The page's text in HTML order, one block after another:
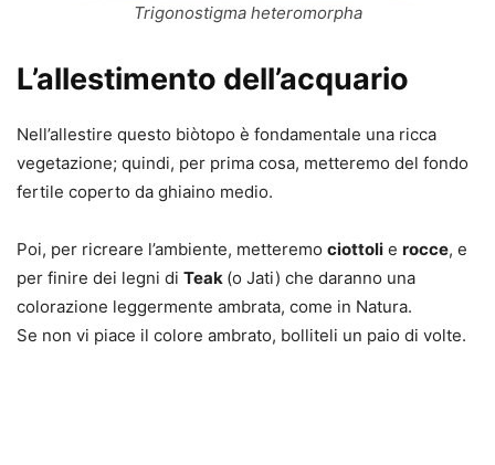
Trigonostigma heteromorpha
L’allestimento dell’acquario
Nell’allestire questo biòtopo è fondamentale una ricca
vegetazione; quindi, per prima cosa, metteremo del fondo
fertile coperto da ghiaino medio.
Poi, per ricreare l’ambiente, metteremo ciottoli e rocce, e
per finire dei legni di Teak (o Jati) che daranno una
colorazione leggermente ambrata, come in Natura.
Se non vi piace il colore ambrato, bolliteli un paio di volte.